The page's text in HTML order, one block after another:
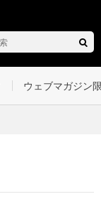
ウェブマガジン